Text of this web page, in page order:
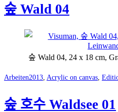
숲 Wald 04
숲 Wald 04, 24 x 18 cm,
Categorized
as
ArbeitenTagged
2013 Acrylic on canvas
숲 호수 Waldsee 01